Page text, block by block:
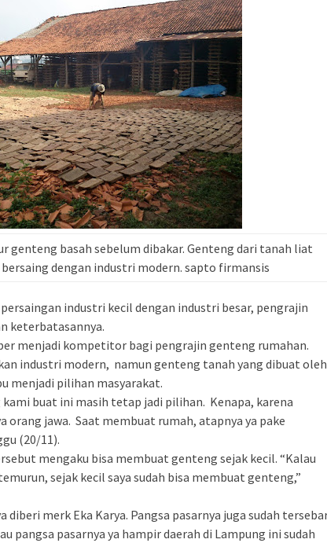
genteng basah sebelum dibakar. Genteng dari tanah liat
dengan industri modern. sapto firmansis
industri kecil dengan industri besar, pengrajin
keterbatasannya.
menjadi kompetitor bagi pengrajin genteng rumahan.
industri modern, namun genteng tanah yang dibuat oleh
menjadi pilihan masyarakat.
buat ini masih tetap jadi pilihan. Kenapa, karena
orang jawa. Saat membuat rumah, atapnya ya pake
(20/11).
mengaku bisa membuat genteng sejak kecil. “Kalau
sejak kecil saya sudah bisa membuat genteng,”
merk Eka Karya. Pangsa pasarnya juga sudah
pangsa pasarnya ya hampir daerah di Lampung ini sudah